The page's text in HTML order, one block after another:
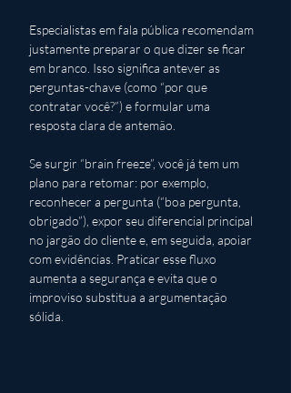
Especialistas em fala pública recomendam
justamente preparar o que dizer se ficar
em branco. Isso significa antever as
perguntas-chave (como “por que
contratar você?”) e formular uma
resposta clara de antemão.
Se surgir “brain freeze”, você já tem um
plano para retomar: por exemplo,
reconhecer a pergunta (“boa pergunta,
obrigado”), expor seu diferencial principal
no jargão do cliente e, em seguida, apoiar
com evidências. Praticar esse fluxo
aumenta a segurança e evita que o
improviso substitua a argumentação
sólida.